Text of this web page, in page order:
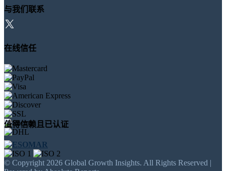
与我们联系
在线信任
值得信赖且已认证
© Copyright 2026 Global Growth Insights. All Rights Reserved |